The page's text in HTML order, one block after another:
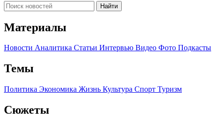
Найти
Материалы
Новости Аналитика Статьи Интервью Видео Фото Подкасты
Темы
Политика Экономика Жизнь Культура Спорт Туризм
Сюжеты